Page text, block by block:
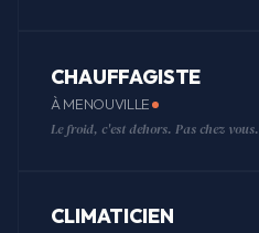
CHAUFFAGISTE
À MENOUVILLE
Le froid, c'est dehors. Pas chez vous.
CLIMATICIEN